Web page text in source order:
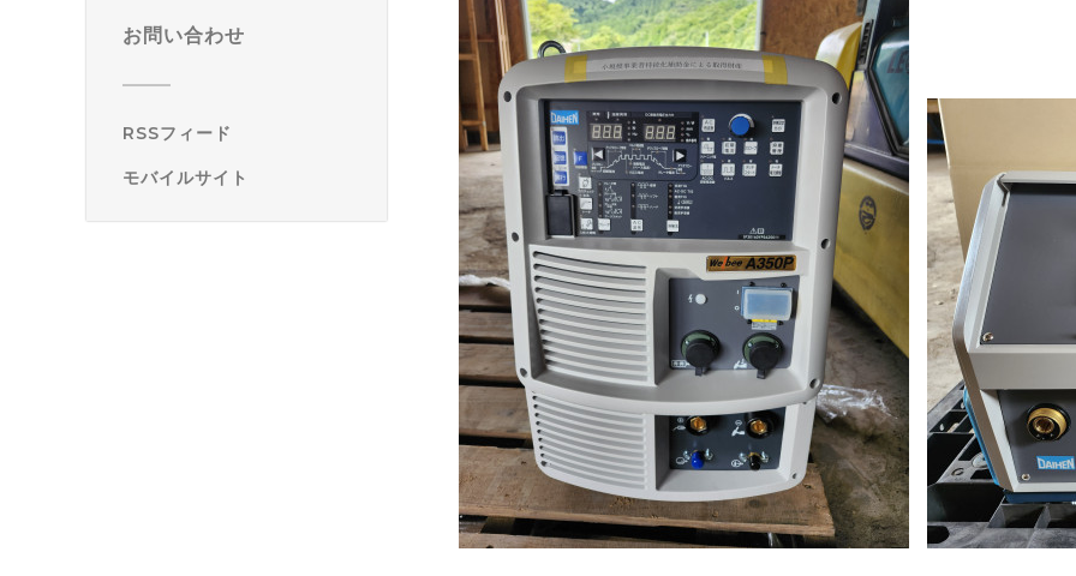
お問い合わせ
RSSフィード
モバイルサイト